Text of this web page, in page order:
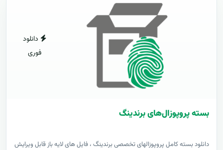
دانلود
فوری
بسته پروپوزال‌های برندینگ
دانلود بسته کامل پروپوزالهای تخصصی برندینگ ، فایل های لایه باز قابل ویرایش